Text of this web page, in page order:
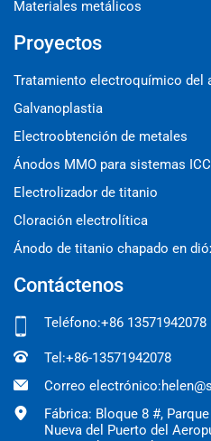
Materiales metálicos
Proyectos
Tratamiento electroquímico del
Galvanoplastia
Electroobtención de metales
Ánodos MMO para sistemas
Electrolizador de titanio
Cloración electrolítica
Ánodo de titanio chapado en
Contáctenos
Teléfono:+86 13571942078
Tel:+86-13571942078
Correo electrónico:
Fábrica: Bloque 8 #,
Nueva del Puerto del